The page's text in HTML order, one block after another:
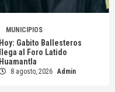
MUNICIPIOS
Hoy: Gabito Ballesteros
llega al Foro Latido
Huamantla
8 agosto, 2026 Admin